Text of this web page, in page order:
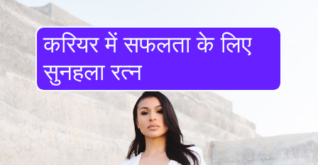
करियर में सफलता के लिए
सुनहला रत्न